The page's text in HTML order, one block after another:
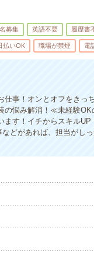
募集 英語不要 履歴書
払いOK 職場が禁煙 電
事！オンとオフをきっ
の悩み解消！≪未経験
ます！イチからスキルUP
どがあれば、担当がし